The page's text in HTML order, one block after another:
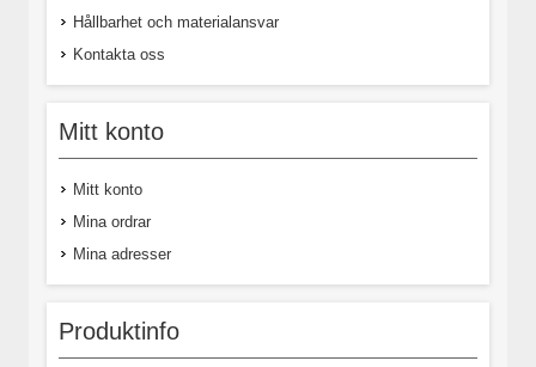
Hållbarhet och materialansvar
Kontakta oss
Mitt konto
Mitt konto
Mina ordrar
Mina adresser
Produktinfo